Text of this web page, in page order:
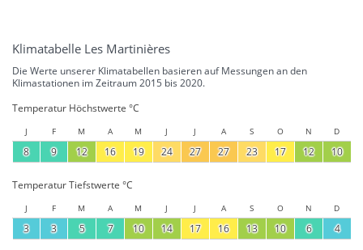
Klimatabelle Les Martinières
Die Werte unserer Klimatabellen basieren auf Messungen an den
Klimastationen im Zeitraum 2015 bis 2020.
Temperatur Höchstwerte °C
J F M A M J J A S O N D
8 9 12 16 19 24 27 27 23 17 12 10
Temperatur Tiefstwerte °C
J F M A M J J A S O N D
3 3 5 7 10 14 17 16 13 10 6 4